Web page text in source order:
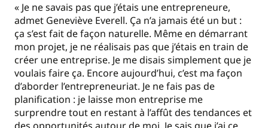
« Je ne savais pas que j’étais une entrepreneure,
admet Geneviève Everell. Ça n’a jamais été un but :
ça s’est fait de façon naturelle. Même en démarrant
mon projet, je ne réalisais pas que j’étais en train de
créer une entreprise. Je me disais simplement que je
voulais faire ça. Encore aujourd’hui, c’est ma façon
d’aborder l’entrepreneuriat. Je ne fais pas de
planification : je laisse mon entreprise me
surprendre tout en restant à l’affût des tendances et